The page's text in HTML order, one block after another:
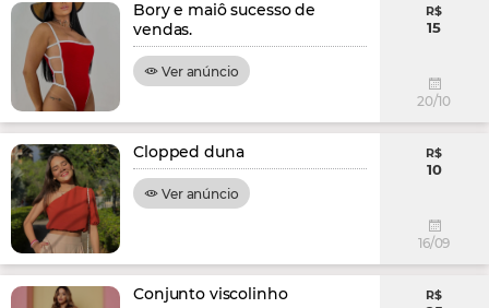
Bory e maiô sucesso de
vendas.
Ver anúncio
R$
15
20/10
Clopped duna
Ver anúncio
R$
10
16/09
Conjunto viscolinho R$